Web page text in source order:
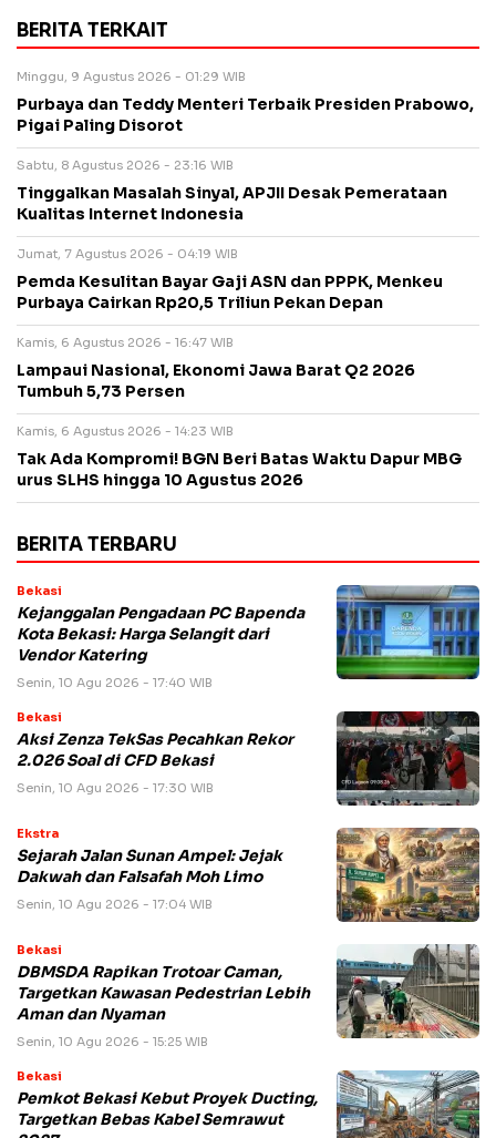
BERITA TERKAIT
Minggu, 9 Agustus 2026 - 01:29 WIB
Purbaya dan Teddy Menteri Terbaik Presiden Prabowo,
Pigai Paling Disorot
Sabtu, 8 Agustus 2026 - 23:16 WIB
Tinggalkan Masalah Sinyal, APJII Desak Pemerataan
Kualitas Internet Indonesia
Jumat, 7 Agustus 2026 - 04:19 WIB
Pemda Kesulitan Bayar Gaji ASN dan PPPK, Menkeu
Purbaya Cairkan Rp20,5 Triliun Pekan Depan
Kamis, 6 Agustus 2026 - 16:47 WIB
Lampaui Nasional, Ekonomi Jawa Barat Q2 2026
Tumbuh 5,73 Persen
Kamis, 6 Agustus 2026 - 14:23 WIB
Tak Ada Kompromi! BGN Beri Batas Waktu Dapur MBG
urus SLHS hingga 10 Agustus 2026
BERITA TERBARU
Bekasi
Kejanggalan Pengadaan PC Bapenda
Kota Bekasi: Harga Selangit dari
Vendor Katering
Senin, 10 Agu 2026 - 17:40 WIB
Bekasi
Aksi Zenza TekSas Pecahkan Rekor
2.026 Soal di CFD Bekasi
Senin, 10 Agu 2026 - 17:30 WIB
Ekstra
Sejarah Jalan Sunan Ampel: Jejak
Dakwah dan Falsafah Moh Limo
Senin, 10 Agu 2026 - 17:04 WIB
Bekasi
DBMSDA Rapikan Trotoar Caman,
Targetkan Kawasan Pedestrian Lebih
Aman dan Nyaman
Senin, 10 Agu 2026 - 15:25 WIB
Bekasi
Pemkot Bekasi Kebut Proyek Ducting,
Targetkan Bebas Kabel Semrawut